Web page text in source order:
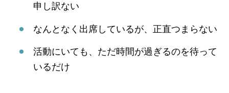
申し訳ない
なんとなく出席しているが、正直つまらない
活動にいても、ただ時間が過ぎるのを待って
いるだけ